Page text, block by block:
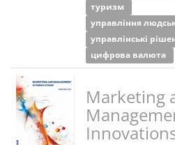
туризм
управління
управлінські
цифрова валюта
Marketing